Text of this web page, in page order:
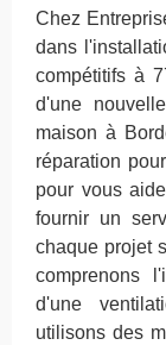
Chez
dans
compétitifs à
d'une
maison à
réparation
pour vous
fournir un
chaque projet
comprenons
d'une
utilisons des